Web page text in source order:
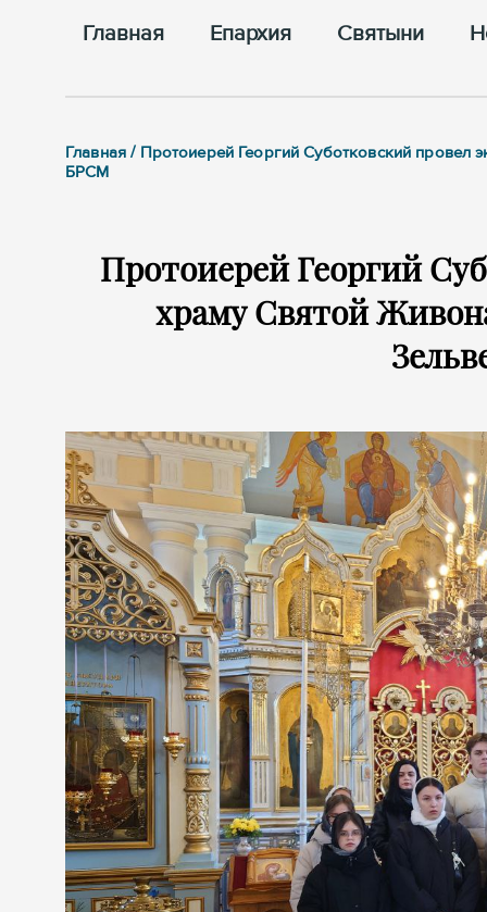
Главная Епархия Cвятыни
Главная / Протоиерей Георгий Суботковский
БРСМ
Протоиерей Георгий
храму Святой